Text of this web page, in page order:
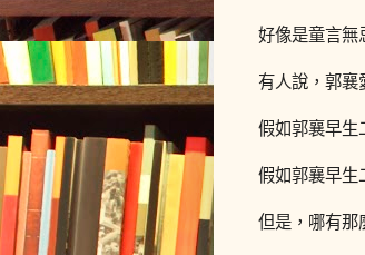
好像是童言無
有人說，郭襄
假如郭襄早生
假如郭襄早生
但是，哪有那